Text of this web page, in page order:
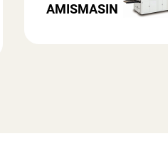
AMISMASIN